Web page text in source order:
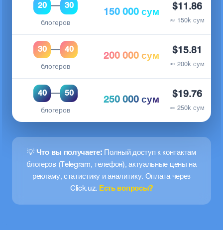
20 — 30
блогеров
150 000 сум
$11.86
≈ 150k сум
30 — 40
блогеров
200 000 сум
$15.81
≈ 200k сум
40 — 50
блогеров
250 000 сум
$19.76
≈ 250k сум
💡 Что вы получаете: Полный доступ к контактам
блогеров (Telegram, телефон), актуальные цены на
рекламу, статистику и аналитику. Оплата через
Click.uz. Есть вопросы?